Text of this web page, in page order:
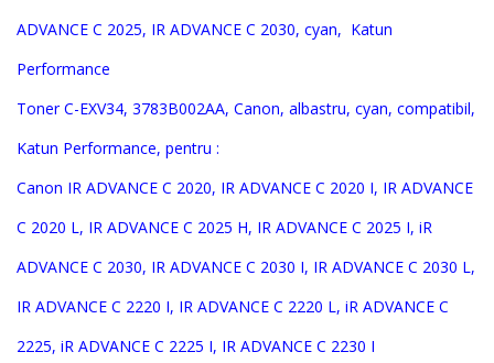
ADVANCE C 2025, IR ADVANCE C 2030, cyan, Katun
Performance
TonerC-EXV34, 3783B002AA, Canon, albastru, cyan, compatibil,
Katun Performance, pentru :
Canon IR ADVANCE C 2020, IR ADVANCE C 2020 I, IR ADVANCE
C 2020 L, IR ADVANCE C 2025 H, IR ADVANCE C 2025 I, iR
ADVANCE C 2030, IR ADVANCE C 2030 I, IR ADVANCE C 2030 L,
IR ADVANCE C 2220 I, IR ADVANCE C 2220 L, iR ADVANCE C
2225, iR ADVANCE C 2225 I, IR ADVANCE C 2230 I